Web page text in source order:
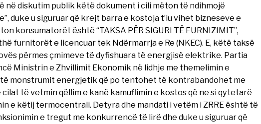
në diskutim publik këtë dokument i cili mëton të ndihmojë
duke u siguruar që krejt barra e kostoja t’iu vihet bizneseve e
konsumatorët është “TAKSA PËR SIGURI TË FURNIZIMIT”,
furnitorët e licencuar tek Ndërmarrja e Re (NKEC). E, këtë taksë
përmes çmimeve të dyfishuara të energjisë elektrike. Partia
Ministrin e Zhvillimit Ekonomik në lidhje me themelimin e
të monstrumit energjetik që po tentohet të kontrabandohet me
të vetmin qëllim e kanë kamuflimin e kostos që ne si qytetarë
e këtij termocentrali. Detyra dhe mandati i vetëm i ZRRE është të
e tregut me konkurrencë të lirë dhe duke u siguruar që